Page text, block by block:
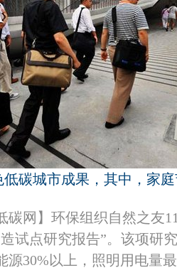
低碳城市成果，其中，家
网】环保组织自然之友
试点研究报告”。该项研
源30%以上，照明用电量